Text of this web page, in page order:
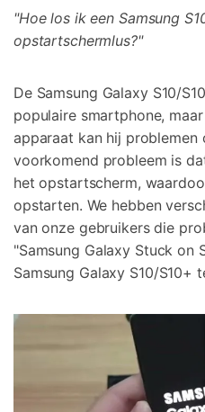
Ontdek
Video
Foto
Ontdek
Overzicht
Document
Diagram & Ontwerp
Corrupte video restauratie.
Ontdek
Overzicht
Repair It
WA Transfer
Telefoon Herstel
Scherm ontgrendelen
iPhone ontgrendelen
iPhone gegevensherstel
WhatsApp Overdracht
WhatsApp overbrengen/back-up
iTunes herstellen
iTunes-fouten oplossen
Systeemreparatie
Gegevens wissen
iPhone gegevens wissen
Telefoon Overdracht
Andere
Meer Oplossingen Vinden
"Hoe los ik een Samsung
opstartschermlus?"
De Samsung Galaxy S10/
populaire smartphone,
apparaat kan hij problemen
voorkomend probleem is
het opstartscherm,
opstarten. We hebben
van onze gebruikers die
"Samsung Galaxy Stuck on
Samsung Galaxy S10/S10+